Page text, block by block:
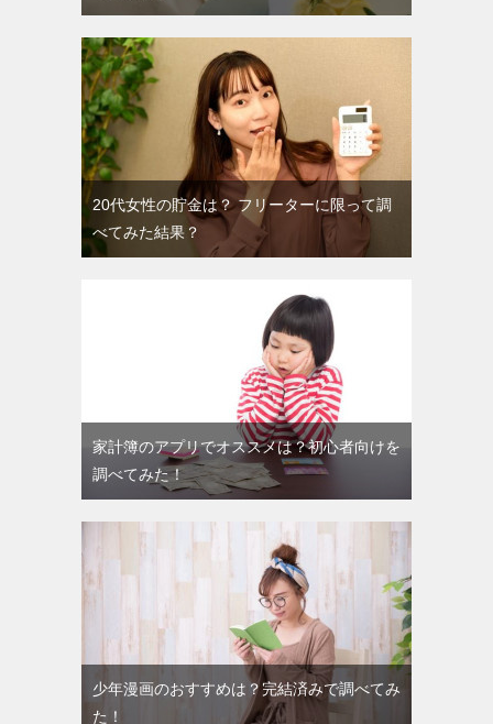
20代女性の貯金は？ フリーターに限って調
べてみた結果？
家計簿のアプリでオススメは？初心者向けを
調べてみた！
少年漫画のおすすめは？完結済みで調べてみ
た！